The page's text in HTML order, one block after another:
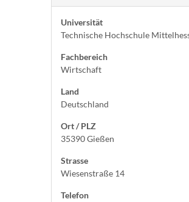
Universität
Technische Hochschule
Fachbereich
Wirtschaft
Land
Deutschland
Ort / PLZ
35390 Gießen
Strasse
Wiesenstraße 14
Telefon